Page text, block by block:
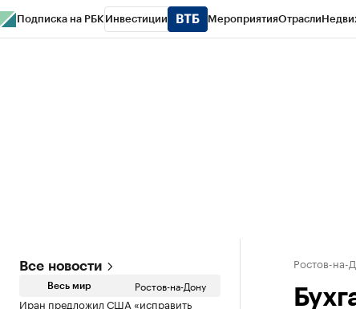
Подписка на РБК Инвестиции МероприятияОтрасли
Все новости
Весь мир Ростов-на-Дону
Иран предложил США «исправить
Ростов-на-